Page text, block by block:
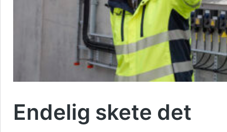
Endelig skete det